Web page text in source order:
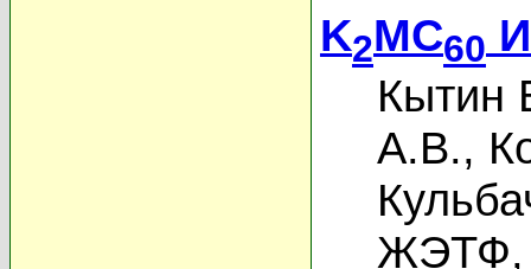
K2MC60
Кытин
А.В.,
ЖЭТФ,